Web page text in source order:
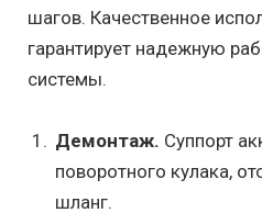
шагов. Качественное
гарантирует надежную
системы.
Демонтаж. Суппорт
поворотного кулака,
шланг.